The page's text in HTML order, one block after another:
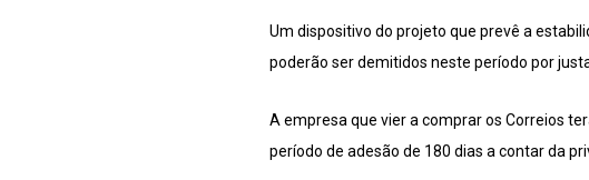
Um dispositivo do projeto que prevê a
poderão ser demitidos neste período por
A empresa que vier a comprar os Correios
período de adesão de 180 dias a contar da